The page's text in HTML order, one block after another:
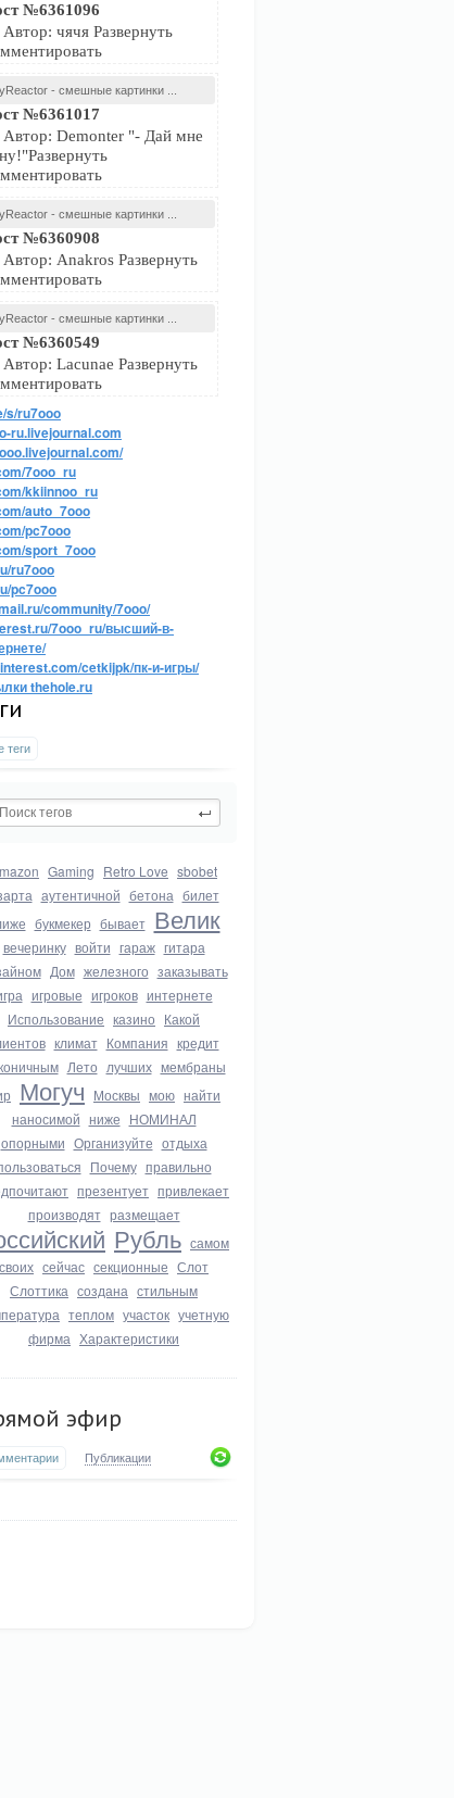
№6361096
Автор: чячя Развернуть
- смешные картинки ...
№6361017
Автор: Demonter "- Дай мне
- смешные картинки ...
№6360908
Автор: Anakros Развернуть
- смешные картинки ...
№6360549
Автор: Lacunae Развернуть
s/ru7ooo
ru.livejournal.com
7ooo_ru
kkiinnoo_ru
auto_7ooo
pc7ooo
sport_7ooo
ru7ooo
pc7ooo
community/7ooo/
7ooo_ru/высший-в-
cetkijpk/пк-и-игры/
thehole.ru
теги
Gaming Retro Love sbobet
аутентичной бетона билет
букмекер бывает Велик
вечеринку войти гараж гитара
Дом железного заказывать
игровые игроков интернете
Использование казино Какой
климат Компания кредит
Лето лучших мембраны
Могуч Москвы мою найти
наносимой ниже НОМИНАЛ
опорными Организуйте отдыха
Почему правильно
презентует привлекает
производят размещает
Рубль самом
своих сейчас секционные Слот
Слоттика создана стильным
теплом участок учетную
фирма Характеристики
эфир
Публикации